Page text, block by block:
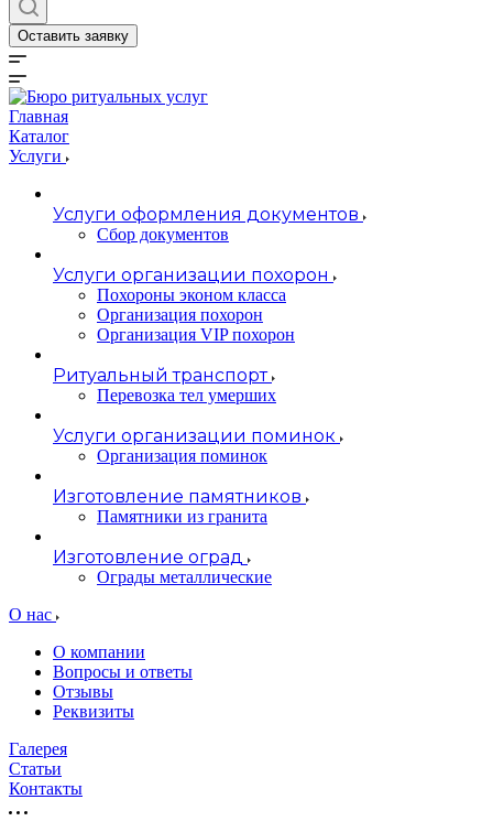
Оставить заявку
Главная
Каталог
Услуги
Услуги оформления документов
Сбор документов
Услуги организации похорон
Похороны эконом класса
Организация похорон
Организация VIP похорон
Ритуальный транспорт
Перевозка тел умерших
Услуги организации поминок
Организация поминок
Изготовление памятников
Памятники из гранита
Изготовление оград
Ограды металлические
О нас
О компании
Вопросы и ответы
Отзывы
Реквизиты
Галерея
Статьи
Контакты